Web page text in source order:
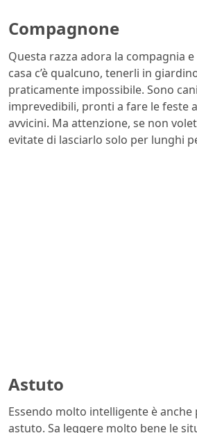
Compagnone
Questa razza adora la compagnia
casa c’è qualcuno, tenerli in
praticamente impossibile. Sono
imprevedibili, pronti a fare le feste
avvicini. Ma attenzione, se non
evitate di lasciarlo solo per lunghi
Astuto
Essendo molto intelligente è
astuto. Sa leggere molto bene le